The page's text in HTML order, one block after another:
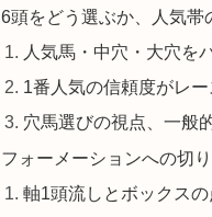
6頭をどう選ぶか、人気
人気馬・中穴・大穴を
1番人気の信頼度がレ
穴馬選びの視点、一般
フォーメーションへの切
軸1頭流しとボックス